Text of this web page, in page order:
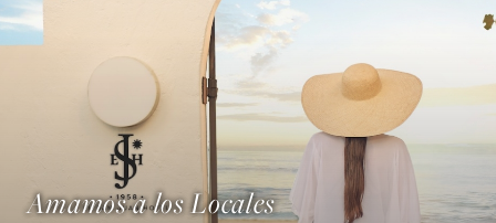
Amamos a los Locales